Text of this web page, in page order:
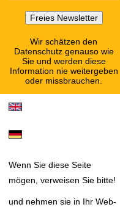
Wir schätzen den
Datenschutz genauso wie
Sie und werden diese
Information nie weitergeben
oder missbrauchen.
Wenn Sie diese Seite
mögen, verweisen Sie bitte!
und nehmen sie in Ihr Web-